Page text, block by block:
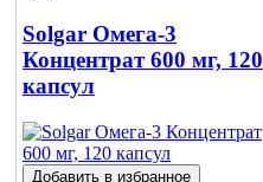
о наличии
8
Solgar Омега-3
Концентрат 600 мг, 120
капсул
Добавить в избранное